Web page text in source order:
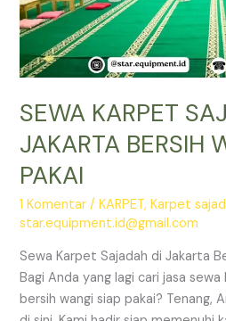
SEWA KARPET
JAKARTA BERSIH
PAKAI
1 Komentar /KARPET,Karpet
star.equipment.id@gmail.com
Sewa Karpet Sajadah di Jakarta
Bagi Anda yang lagi cari jasa
bersih wangi siap pakai? Tenang,